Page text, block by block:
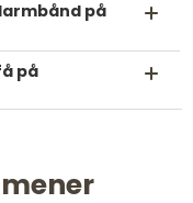
på
på